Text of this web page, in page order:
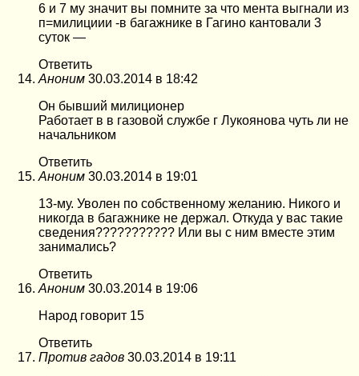
6 и 7 му значит вы помните за что мента выгнали из
п=милициии -в багажнике в Гагино кантовали 3
суток —
Ответить
Аноним 30.03.2014 в 18:42
Он бывший милиционер
Работает в в газовой службе г Лукоянова чуть ли не
начальником
Ответить
Аноним 30.03.2014 в 19:01
13-му. Уволен по собственному желанию. Никого и
никогда в багажнике не держал. Откуда у вас такие
сведения??????????? Или вы с ним вместе этим
занимались?
Ответить
Аноним 30.03.2014 в 19:06
Народ говорит 15
Ответить
Против гадов 30.03.2014 в 19:11